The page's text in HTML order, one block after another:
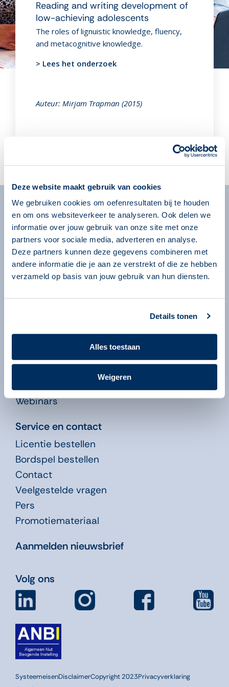
Deze website maakt gebruik van cookies
We gebruiken cookies om oefenresultaten bij te houden
en om ons websiteverkeer te analyseren. Ook delen we
informatie over jouw gebruik van onze site met onze
partners voor sociale media, adverteren en analyse.
Deze partners kunnen deze gegevens combineren met
andere informatie die je aan ze verstrekt of die ze hebben
verzameld op basis van jouw gebruik van hun diensten.
Details tonen
Alles toestaan
Weigeren
Reading and writing development of
low-achieving adolescents
The roles of lignuistic knowledge, fluency,
and metacognitive knowledge.
> Lees het onderzoek
Auteur: Mirjam Trapman (2015)
Algemeen
Over ons
Over onze programma’s
Begeleiders
Volgsysteem
Beheeromgeving
Kennisbank
Webinars
Service en contact
Licentie bestellen
Bordspel bestellen
Contact
Veelgestelde vragen
Pers
Promotiemateriaal
Aanmelden nieuwsbrief
Volg ons
SysteemeisenDisclaimerCopyright 2023Privacyverklaring